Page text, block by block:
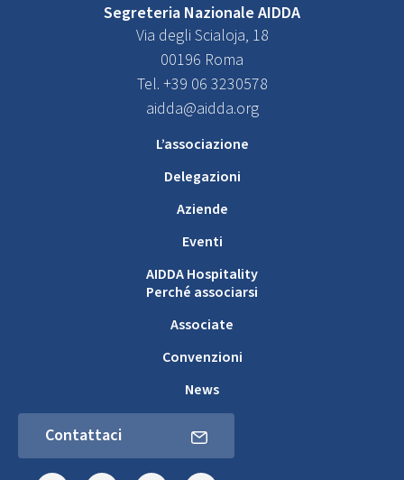
Segreteria Nazionale AIDDA
Via degli Scialoja, 18
00196 Roma
Tel. +39 06 3230578
aidda@aidda.org
L’associazione
Delegazioni
Aziende
Eventi
AIDDA Hospitality
Perché associarsi
Associate
Convenzioni
News
Contattaci